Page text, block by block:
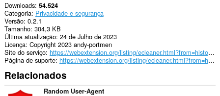
Downloads 54.524
Categoria Privacidade e segurança
Versão 0.2.1
Tamanho 304,3 KB
Última atualização 24 de Julho de 2023
Licença Copyright 2023 andy-portmen
Site do serviço
https://webextension.org/listing/ecleaner.html?from=history-cleaner
Página de suporte
https://webextension.org/listing/ecleaner.html?from=history-cleaner
Relacionados
Random User-Agent